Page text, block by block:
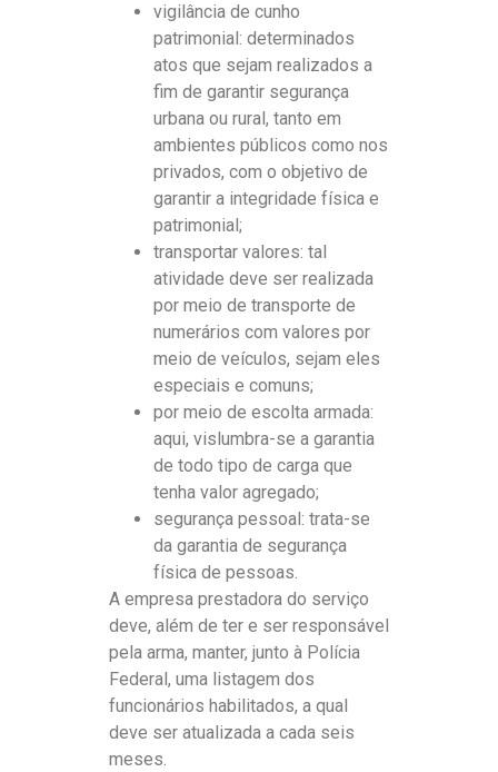
vigilância de cunho
patrimonial: determinados
atos que sejam realizados a
fim de garantir segurança
urbana ou rural, tanto em
ambientes públicos como nos
privados, com o objetivo de
garantir a integridade física e
patrimonial;
transportar valores: tal
atividade deve ser realizada
por meio de transporte de
numerários com valores por
meio de veículos, sejam eles
especiais e comuns;
por meio de escolta armada:
aqui, vislumbra-se a garantia
de todo tipo de carga que
tenha valor agregado;
segurança pessoal: trata-se
da garantia de segurança
física de pessoas.
A empresa prestadora do serviço
deve, além de ter e ser responsável
pela arma, manter, junto à Polícia
Federal, uma listagem dos
funcionários habilitados, a qual
deve ser atualizada a cada seis
meses.